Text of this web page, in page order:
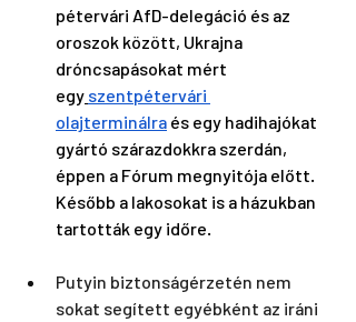
pétervári AfD-delegáció és az
oroszok között, Ukrajna
dróncsapásokat mért
egy szentpétervári
olajterminálra és egy hadihajókat
gyártó szárazdokkra szerdán,
éppen a Fórum megnyitója előtt.
Később a lakosokat is a házukban
tartották egy időre.
Putyin biztonságérzetén nem
sokat segített egyébként az iráni